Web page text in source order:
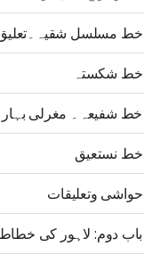
خط مسلسل
خط شکستہ
خط شفیعہ۔ مغرلی بہار
خط نستعیق
حواشی وتعلیقات
باب دوم: لاہور کی